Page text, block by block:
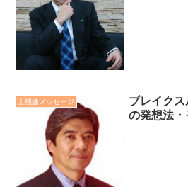
上機嫌メッセージ
ブレイク
の発想法・